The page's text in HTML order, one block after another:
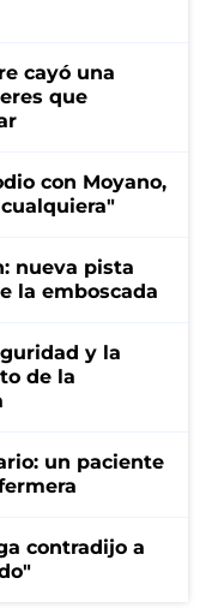
cayó una
que
con Moyano,
nueva pista
la emboscada
y la
de la
un paciente
contradijo a